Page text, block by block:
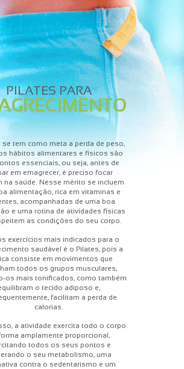
PILATES PARA
se tem como meta a perda de peso,
hábitos alimentares e físicos são
essenciais, ou seja, antes de
em emagrecer, é preciso focar
na saúde. Nesse mérito se incluem
alimentação, rica em vitaminas e
acompanhadas de uma boa
e uma rotina de atividades físicas
as condições do seu corpo.
exercícios mais indicados para o
saudável é o Pilates, pois a
consiste em movimentos que
todos os grupos musculares,
os mais tonificados, como também
o tecido adiposo e,
facilitam a perda de
calorias.
a atividade exercita todo o corpo
amplamente proporcional,
todos os seus pontos e
o seu metabolismo, uma
contra o sedentarismo e um